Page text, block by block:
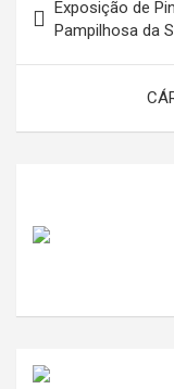
de
artigos
Exposição de
Pampilhosa da